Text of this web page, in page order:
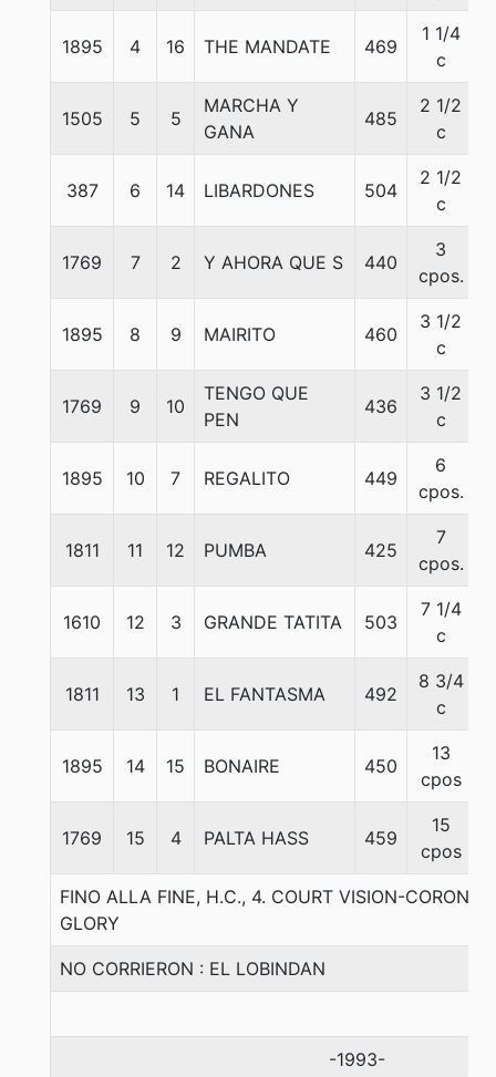
1895 4 16 THE MANDATE 469
1 1/4
c
1505 5 5
MARCHA Y
GANA
485
2 1/2
c
387 6 14 LIBARDONES 504
2 1/2
c
1769 7 2 Y AHORA QUE S 440
3
cpos.
1895 8 9 MAIRITO 460
3 1/2
c
1769 9 10
TENGO QUE
PEN
436
3 1/2
c
1895 10 7 REGALITO 449
6
cpos.
1811 11 12 PUMBA 425
7
cpos.
1610 12 3 GRANDE TATITA 503
7 1/4
c
1811 13 1 EL FANTASMA 492
8 3/4
c
1895 14 15 BONAIRE 450
13
cpos
1769 15 4 PALTA HASS 459
15
cpos
FINO ALLA FINE, H.C., 4. COURT VISION-
GLORY
NO CORRIERON : EL LOBINDAN
-1993-